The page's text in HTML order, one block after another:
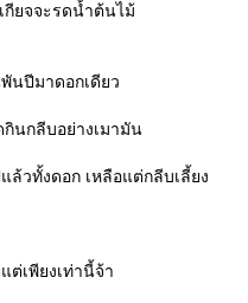
กียจจะรดน้ำต้นไม้
นปีมาดอกเดียว
นกลีบอย่างเมามัน
วทั้งดอก เหลือแต่กลีบเลี้ยง
เพียงเท่านี้จ้า